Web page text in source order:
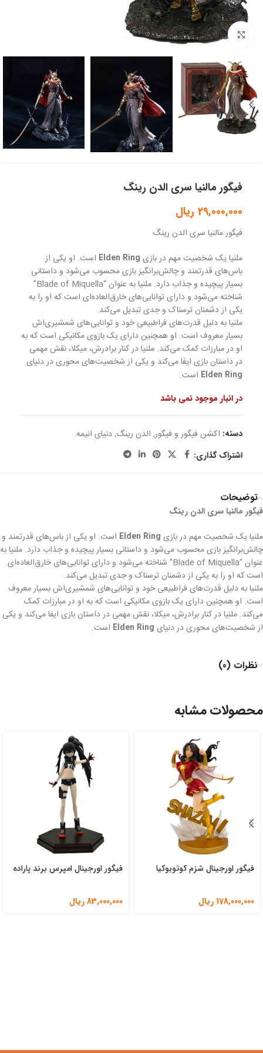
بزرگنمایی تصویر
فیگور مالنیا سری الدن رینگ
29,000,000 ریال
فیگور مالنیا سری الدن رینگ
ملنیا یک شخصیت مهم در بازی Elden Ring است. او یکی از
باس‌های قدرتمند و چالش‌برانگیز بازی محسوب می‌شود و داستانی
بسیار پیچیده و جذاب دارد. ملنیا به عنوان “Blade of Miquella”
شناخته می‌شود و دارای توانایی‌های خارق‌العاده‌ای است که او را به
یکی از دشمنان ترسناک و جدی تبدیل می‌کند.
ملنیا به دلیل قدرت‌های فراطبیعی خود و توانایی‌های شمشیری‌اش
بسیار معروف است. او همچنین دارای یک بازوی مکانیکی است که به
او در مبارزات کمک می‌کند. ملنیا در کنار برادرش، میکلا، نقش مهمی
در داستان بازی ایفا می‌کند و یکی از شخصیت‌های محوری در دنیای
Elden Ring است.
در انبار موجود نمی باشد
دسته: اکشن فیگور و فیگور, الدن رینگ,دنیای انیمه
اشتراک گذاری:
توضیحات
فیگور مالنیا سری الدن رینگ
ملنیا یک شخصیت مهم در بازی Elden Ring است. او یکی از باس‌های قدرتمند و
چالش‌برانگیز بازی محسوب می‌شود و داستانی بسیار پیچیده و جذاب دارد. ملنیا به
عنوان “Blade of Miquella” شناخته می‌شود و دارای توانایی‌های خارق‌العاده‌ای
است که او را به یکی از دشمنان ترسناک و جدی تبدیل می‌کند.
ملنیا به دلیل قدرت‌های فراطبیعی خود و توانایی‌های شمشیری‌اش بسیار معروف
است. او همچنین دارای یک بازوی مکانیکی است که به او در مبارزات کمک
می‌کند. ملنیا در کنار برادرش، میکلا، نقش مهمی در داستان بازی ایفا می‌کند و یکی
از شخصیت‌های محوری در دنیای Elden Ring است.
نظرات (0)
محصولات مشابه
فیگور اورجینال شزم کوتوبوکیا
178,000,000 ریال
فیگور اورجینال امپرس برند پاراده
83,000,000ریال